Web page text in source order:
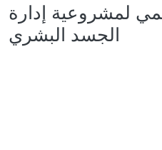
لمشروعية إدارة
الجسد البشري